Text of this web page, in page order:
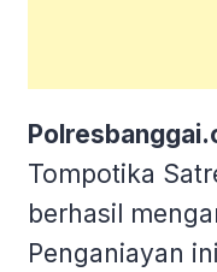
Tompotika
berhasil
Penganiayan